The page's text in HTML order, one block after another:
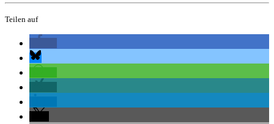
Teilen auf